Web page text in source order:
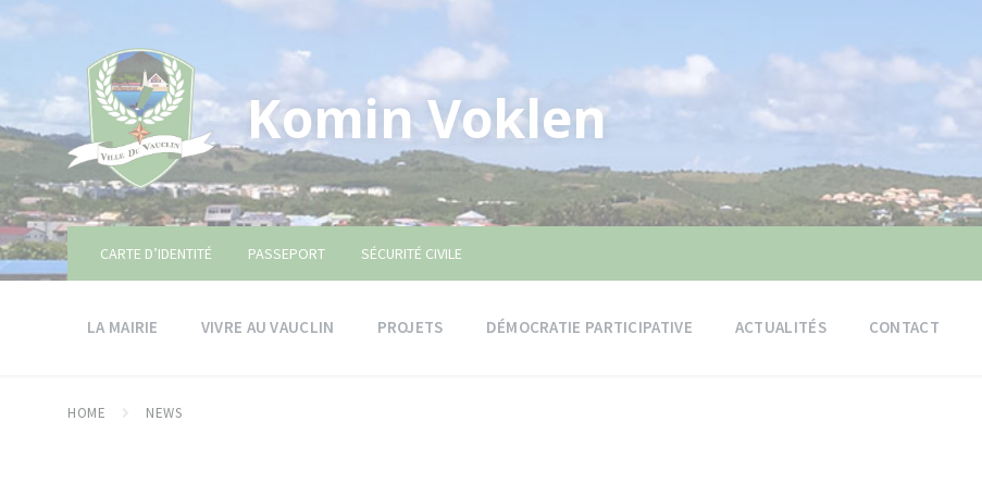
Komin Voklen
CARTE D’IDENTITÉ PASSEPORT SÉCURITÉ CIVILE
LA MAIRIE VIVRE AU VAUCLIN PROJETS DÉMOCRATIE PARTICIPATIVE ACTUALITÉS CONTACT
HOME NEWS